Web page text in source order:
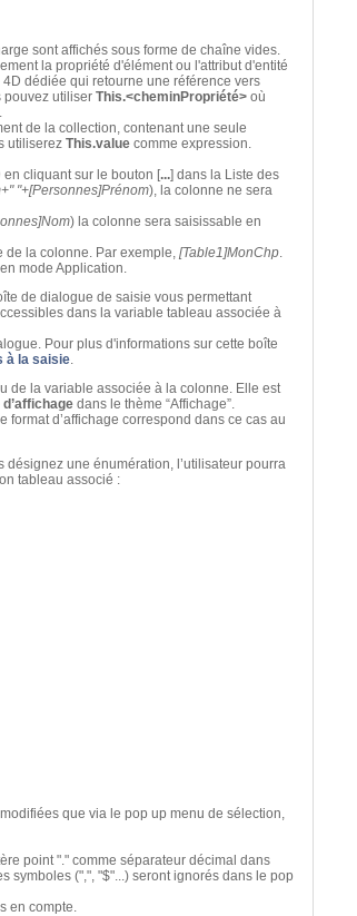
sont affichés sous forme de chaîne vides.
la propriété d'élément ou l'attribut d'entité
dédiée qui retourne une référence vers
pouvez utiliser This.<cheminPropriété> où
de la collection, contenant une seule
utiliserez This.value comme expression.
en cliquant sur le bouton [...] dans la Liste des
"+[Personnes]Prénom), la colonne ne sera
) la colonne sera saisissable en
la colonne. Par exemple, [Table1]MonChp
mode Application.
de dialogue de saisie vous permettant
dans la variable tableau associée à
Pour plus d'informations sur cette boîte
à la saisie
de la variable associée à la colonne. Elle est
d’affichage dans le thème “Affichage”.
format d’affichage correspond dans ce cas au
une énumération, l’utilisateur pourra
tableau associé :
que via le pop up menu de sélection,
point "." comme séparateur décimal dans
symboles (",", "$"...) seront ignorés dans le pop
en compte.